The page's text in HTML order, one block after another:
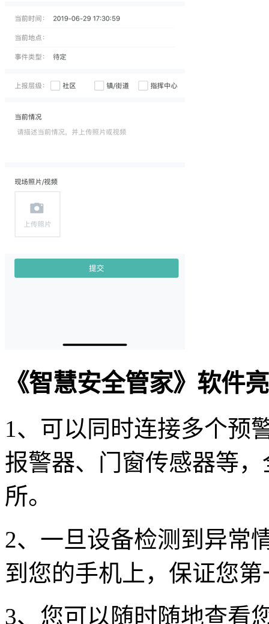
《智慧安全管家》软件
1、可以同时连接多个预
报警器、门窗传感器等
所。
2、一旦设备检测到异常
到您的手机上，保证您
3、您可以随时随地查看